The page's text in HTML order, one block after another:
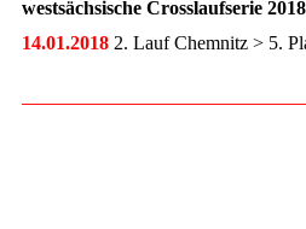
westsächsische Crosslaufserie 2018
14.01.20182. Lauf Chemnitz > 5.